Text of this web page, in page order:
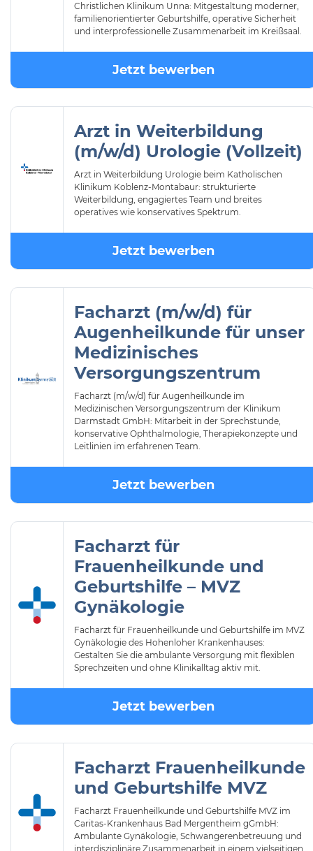
Christlichen Klinikum Unna: Mitgestaltung moderner,
familienorientierter Geburtshilfe, operative Sicherheit
und interprofessionelle Zusammenarbeit im Kreißsaal.
Jetzt bewerben
Arzt in Weiterbildung
(m/w/d) Urologie (Vollzeit)
Arzt in Weiterbildung Urologie beim Katholischen
Klinikum Koblenz-Montabaur: strukturierte
Weiterbildung, engagiertes Team und breites
operatives wie konservatives Spektrum.
Jetzt bewerben
Facharzt (m/w/d) für
Augenheilkunde für unser
Medizinisches
Versorgungszentrum
Facharzt (m/w/d) für Augenheilkunde im
Medizinischen Versorgungszentrum der Klinikum
Darmstadt GmbH: Mitarbeit in der Sprechstunde,
konservative Ophthalmologie, Therapiekonzepte und
Leitlinien im erfahrenen Team.
Jetzt bewerben
Facharzt für
Frauenheilkunde und
Geburtshilfe – MVZ
Gynäkologie
Facharzt für Frauenheilkunde und Geburtshilfe im MVZ
Gynäkologie des Hohenloher Krankenhauses:
Gestalten Sie die ambulante Versorgung mit flexiblen
Sprechzeiten und ohne Klinikalltag aktiv mit.
Jetzt bewerben
Facharzt Frauenheilkunde
und Geburtshilfe MVZ
Facharzt Frauenheilkunde und Geburtshilfe MVZ im
Caritas-Krankenhaus Bad Mergentheim gGmbH:
Ambulante Gynäkologie, Schwangerenbetreuung und
interdisziplinäre Zusammenarbeit in einem vielseitigen